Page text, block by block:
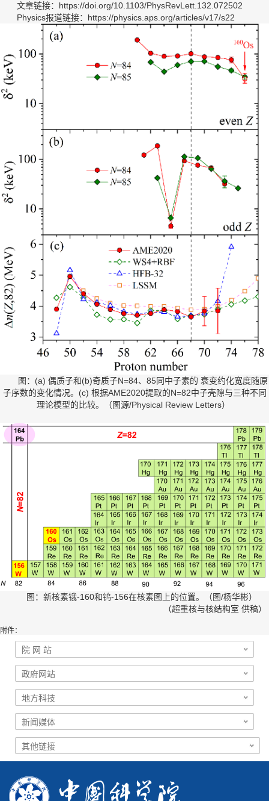
文章链接： https://doi.org/10.1103/PhysRevLett.132.072502
Physics报道链接： https://physics.aps.org/articles/v17/s22
图：(a) 偶质子和(b)奇质子N=84、85同中子素的 衰变约化宽度随原
子序数的变化情况。(c) 根据AME2020提取的N=82中子壳隙与三种不同
理论模型的比较。（图源/Physical Review Letters）
图：新核素锇-160和钨-156在核素图上的位置。（图/杨华彬）
（超重核与核结构室 供稿）
附件：